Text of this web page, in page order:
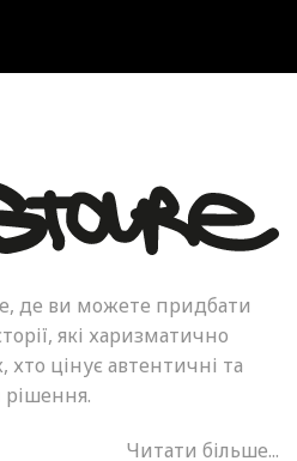
де ви можете придбати
які харизматично
хто цінує автентичні та
рішення.
Читати більше...